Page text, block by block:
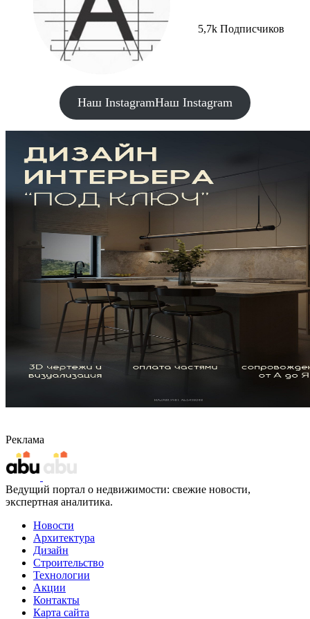
5,7k Подписчиков
Наш InstagramНаш Instagram
Реклама
Ведущий портал о недвижимости: свежие новости,
экспертная аналитика.
Новости
Архитектура
Дизайн
Строительство
Технологии
Акции
Контакты
Карта сайта